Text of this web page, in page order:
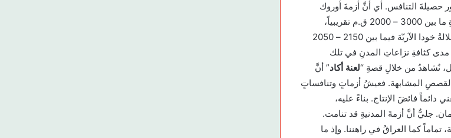
إلى مدينةِ أور حصيلةَ التنافس. أي أنَّ أزمةَ أوروك
أفسَحَت المجالَ أمامَ ظهورِ مدينةِ أور. ظهرت ثلاثُ سلالاتٍ في أور في الفترةِ ما بين 3000 – 2000 ق.م تقريبياً،
وسلالةُ أكاد الساميّةُ بين 2350 – 2150 ق.م، ومع الأزماتِ التي عانت منها سلالةُ خودا الآريّة فيما بين 2150 – 2050
مدى كثافةِ نزاعاتِ المدنِ في تلك
نُشاهدُ من خلالِ قصةِ “لعنة أكاد” أنَّ
المشابهة. فعيشُ أزماتٍ وتنافساتٍ
دائماً فائضَ الإنتاج. بناءً عليه،
جليٌّ أنَّ أزمةَ المدنيةِ قد تنامت.
كما العراقُ في راهننا. وإذ ما